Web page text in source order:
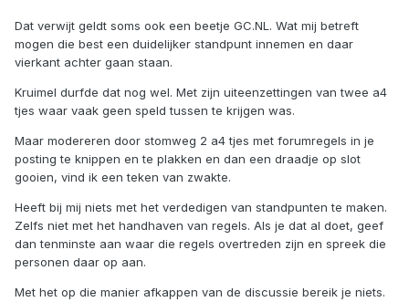
Dat verwijt geldt soms ook een beetje GC.NL. Wat mij betreft
mogen die best een duidelijker standpunt innemen en daar
vierkant achter gaan staan.
Kruimel durfde dat nog wel. Met zijn uiteenzettingen van twee a4
tjes waar vaak geen speld tussen te krijgen was.
Maar modereren door stomweg 2 a4 tjes met forumregels in je
posting te knippen en te plakken en dan een draadje op slot
gooien, vind ik een teken van zwakte.
Heeft bij mij niets met het verdedigen van standpunten te maken.
Zelfs niet met het handhaven van regels. Als je dat al doet, geef
dan tenminste aan waar die regels overtreden zijn en spreek die
personen daar op aan.
Met het op die manier afkappen van de discussie bereik je niets.